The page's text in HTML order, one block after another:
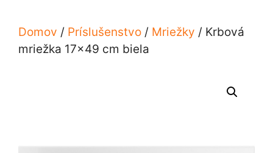
Domov / Príslušenstvo / Mriežky / Krbová
mriežka 17×49 cm biela